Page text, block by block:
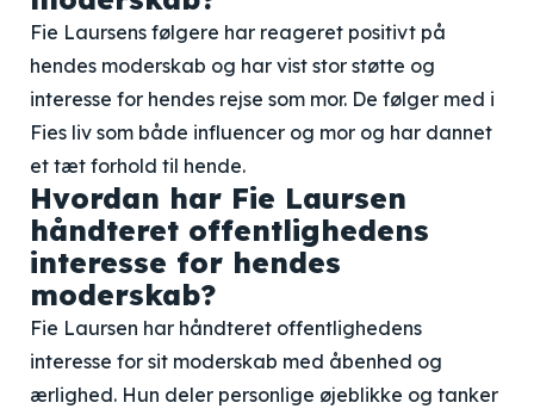
Fie Laursens følgere har reageret positivt på
hendes moderskab og har vist stor støtte og
interesse for hendes rejse som mor. De følger med i
Fies liv som både influencer og mor og har dannet
et tæt forhold til hende.
Hvordan har Fie Laursen
håndteret offentlighedens
interesse for hendes
moderskab?
Fie Laursen har håndteret offentlighedens
interesse for sit moderskab med åbenhed og
ærlighed. Hun deler personlige øjeblikke og tanker